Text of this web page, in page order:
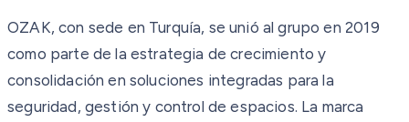
OZAK, con sede en Turquía, se unió al grupo en 2019
como parte de la estrategia de crecimiento y
consolidación en soluciones integradas para la
seguridad, gestión y control de espacios. La marca